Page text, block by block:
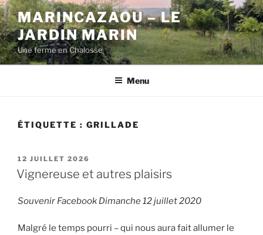
Aller
au
contenu
principal
MARINCAZAOU – LE
JARDIN MARIN
Une ferme en Chalosse
Menu
ÉTIQUETTE : GRILLADE
PUBLIÉ
LE
12 JUILLET 2026
Vignereuse et autres plaisirs
Souvenir Facebook Dimanche 12 juillet 2020
Malgré le temps pourri – qui nous aura fait allumer le